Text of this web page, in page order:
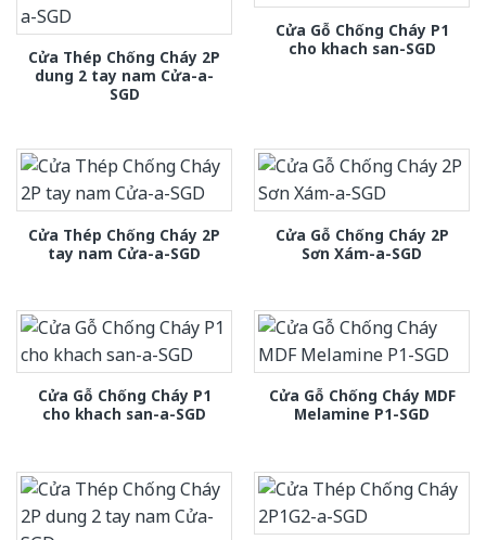
Cửa Thép Chống Cháy 2P
dung 2 tay nam Cửa-a-
SGD
Cửa Gỗ Chống Cháy P1
cho khach san-SGD
Cửa Thép Chống Cháy 2P
tay nam Cửa-a-SGD
Cửa Gỗ Chống Cháy 2P
Sơn Xám-a-SGD
Cửa Gỗ Chống Cháy P1
cho khach san-a-SGD
Cửa Gỗ Chống Cháy MDF
Melamine P1-SGD